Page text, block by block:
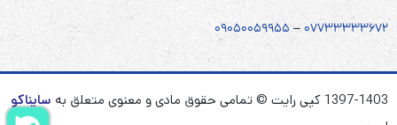
۰۷۷۳۳۳۳۳۶۷۲ – ۰۹۰۵۰۰۵۹۹۵۵
1397-1403 کپی رایت © تمامی حقوق مادی و معنوی متعلق به
سایناکو